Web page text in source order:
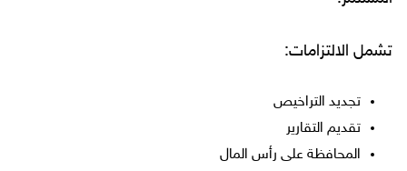
تشمل الالتزامات:
تجديد التراخيص
تقديم التقارير
المحافظة على رأس المال